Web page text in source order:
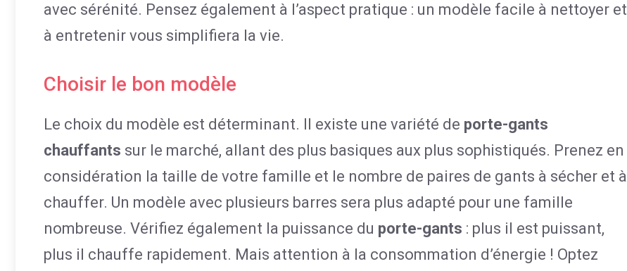
avec sérénité. Pensez également à l’aspect pratique : un modèle facile à nettoyer et
à entretenir vous simplifiera la vie.
Choisir le bon modèle
Le choix du modèle est déterminant. Il existe une variété de porte-gants
chauffants sur le marché, allant des plus basiques aux plus sophistiqués. Prenez en
considération la taille de votre famille et le nombre de paires de gants à sécher et à
chauffer. Un modèle avec plusieurs barres sera plus adapté pour une famille
nombreuse. Vérifiez également la puissance du porte-gants : plus il est puissant,
plus il chauffe rapidement. Mais attention à la consommation d’énergie ! Optez